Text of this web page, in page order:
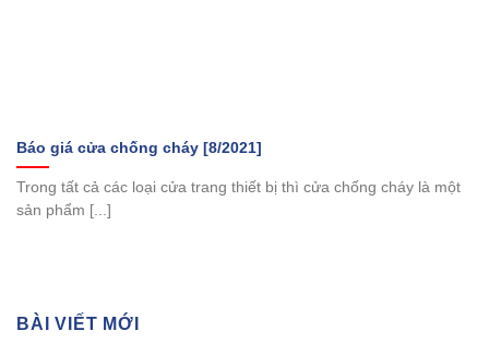
Báo giá cửa chống cháy [8/2021]
Trong tất cả các loại cửa trang thiết bị thì cửa chống cháy là một
sản phẩm [...]
BÀI VIẾT MỚI